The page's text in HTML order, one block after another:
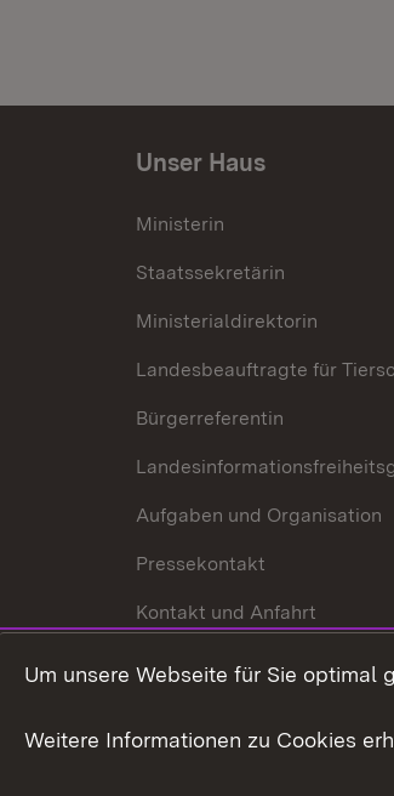
Unser Haus
Ministerin
Staatssekretärin
Ministerialdirektorin
Landesbeauftragte für
Bürgerreferentin
Aufgaben und Organisation
Pressekontakt
Kontakt und Anfahrt
Um unsere Webseite für Sie optimal
Weitere Informationen zu Cookies